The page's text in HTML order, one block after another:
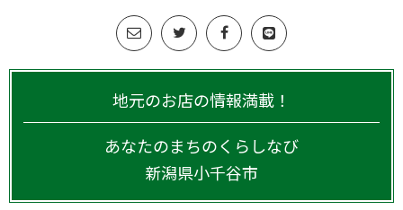
地元のお店の情報満載！
あなたのまちのくらしなび
新潟県小千谷市